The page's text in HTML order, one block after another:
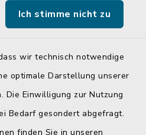
Ich stimme nicht zu
wir technisch notwendige
optimale Darstellung unserer
Die Einwilligung zur Nutzung
Bedarf gesondert abgefragt.
finden Sie in unseren
a. Inn